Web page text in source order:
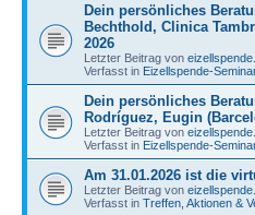
Dein persönliches
Bechthold, Clinica
2026
Letzter Beitrag von
Verfasst in Eizellspende-
Dein persönliches
Rodríguez, Eugin
Letzter Beitrag von
Verfasst in Eizellspende-
Am 31.01.2026 ist die
Letzter Beitrag von
Verfasst in Treffen, Aktionen &